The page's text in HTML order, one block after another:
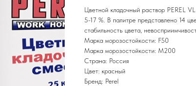
Цветной кладочный раствор PEREL
5-17 %. В палитре представлено 14
стабильность цвета,
Марка морозостойкости: F50
Марка морозостойкости: М200
Страна: Россия
Цвет: красный
Бренд: Perel